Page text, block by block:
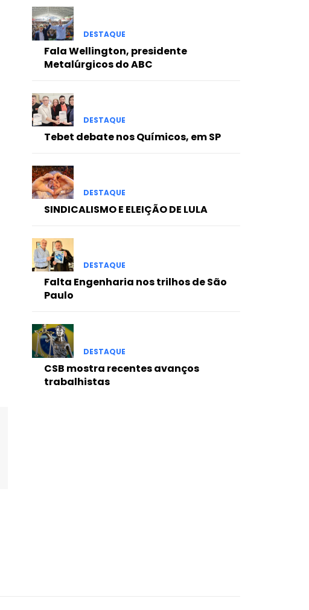
DESTAQUE
Fala Wellington, presidente
Metalúrgicos do ABC
DESTAQUE
Tebet debate nos Químicos, em SP
DESTAQUE
SINDICALISMO E ELEIÇÃO DE LULA
DESTAQUE
Falta Engenharia nos trilhos de São
Paulo
DESTAQUE
CSB mostra recentes avanços
trabalhistas